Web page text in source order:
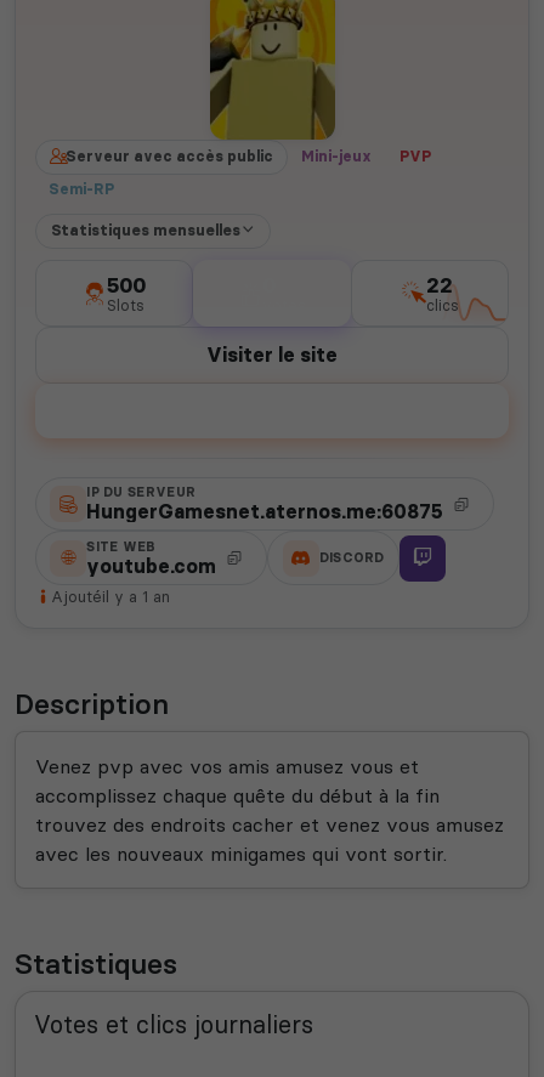
Serveur avec accès public Mini-jeux
PVP
Semi-RP
Statistiques mensuelles
500
Slots
22
clics
Visiter le site
IP DU SERVEUR
HungerGamesnet.aternos.me:60875
SITE WEB
youtube.com DISCORD
Ajoutéil y a 1 an
Description
Venez pvp avec vos amis amusez vous et
accomplissez chaque quête du début à la fin
trouvez des endroits cacher et venez vous amusez
avec les nouveaux minigames qui vont sortir.
Statistiques
Votes et clics journaliers